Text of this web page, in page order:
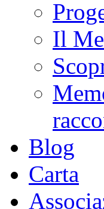
Il
Blog
Carta